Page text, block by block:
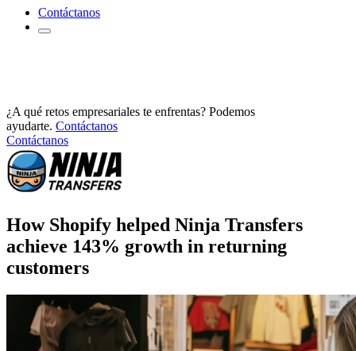
Contáctanos
¿A qué retos empresariales te enfrentas? Podemos
ayudarte. Contáctanos
Contáctanos
How Shopify helped Ninja Transfers
achieve 143% growth in returning
customers